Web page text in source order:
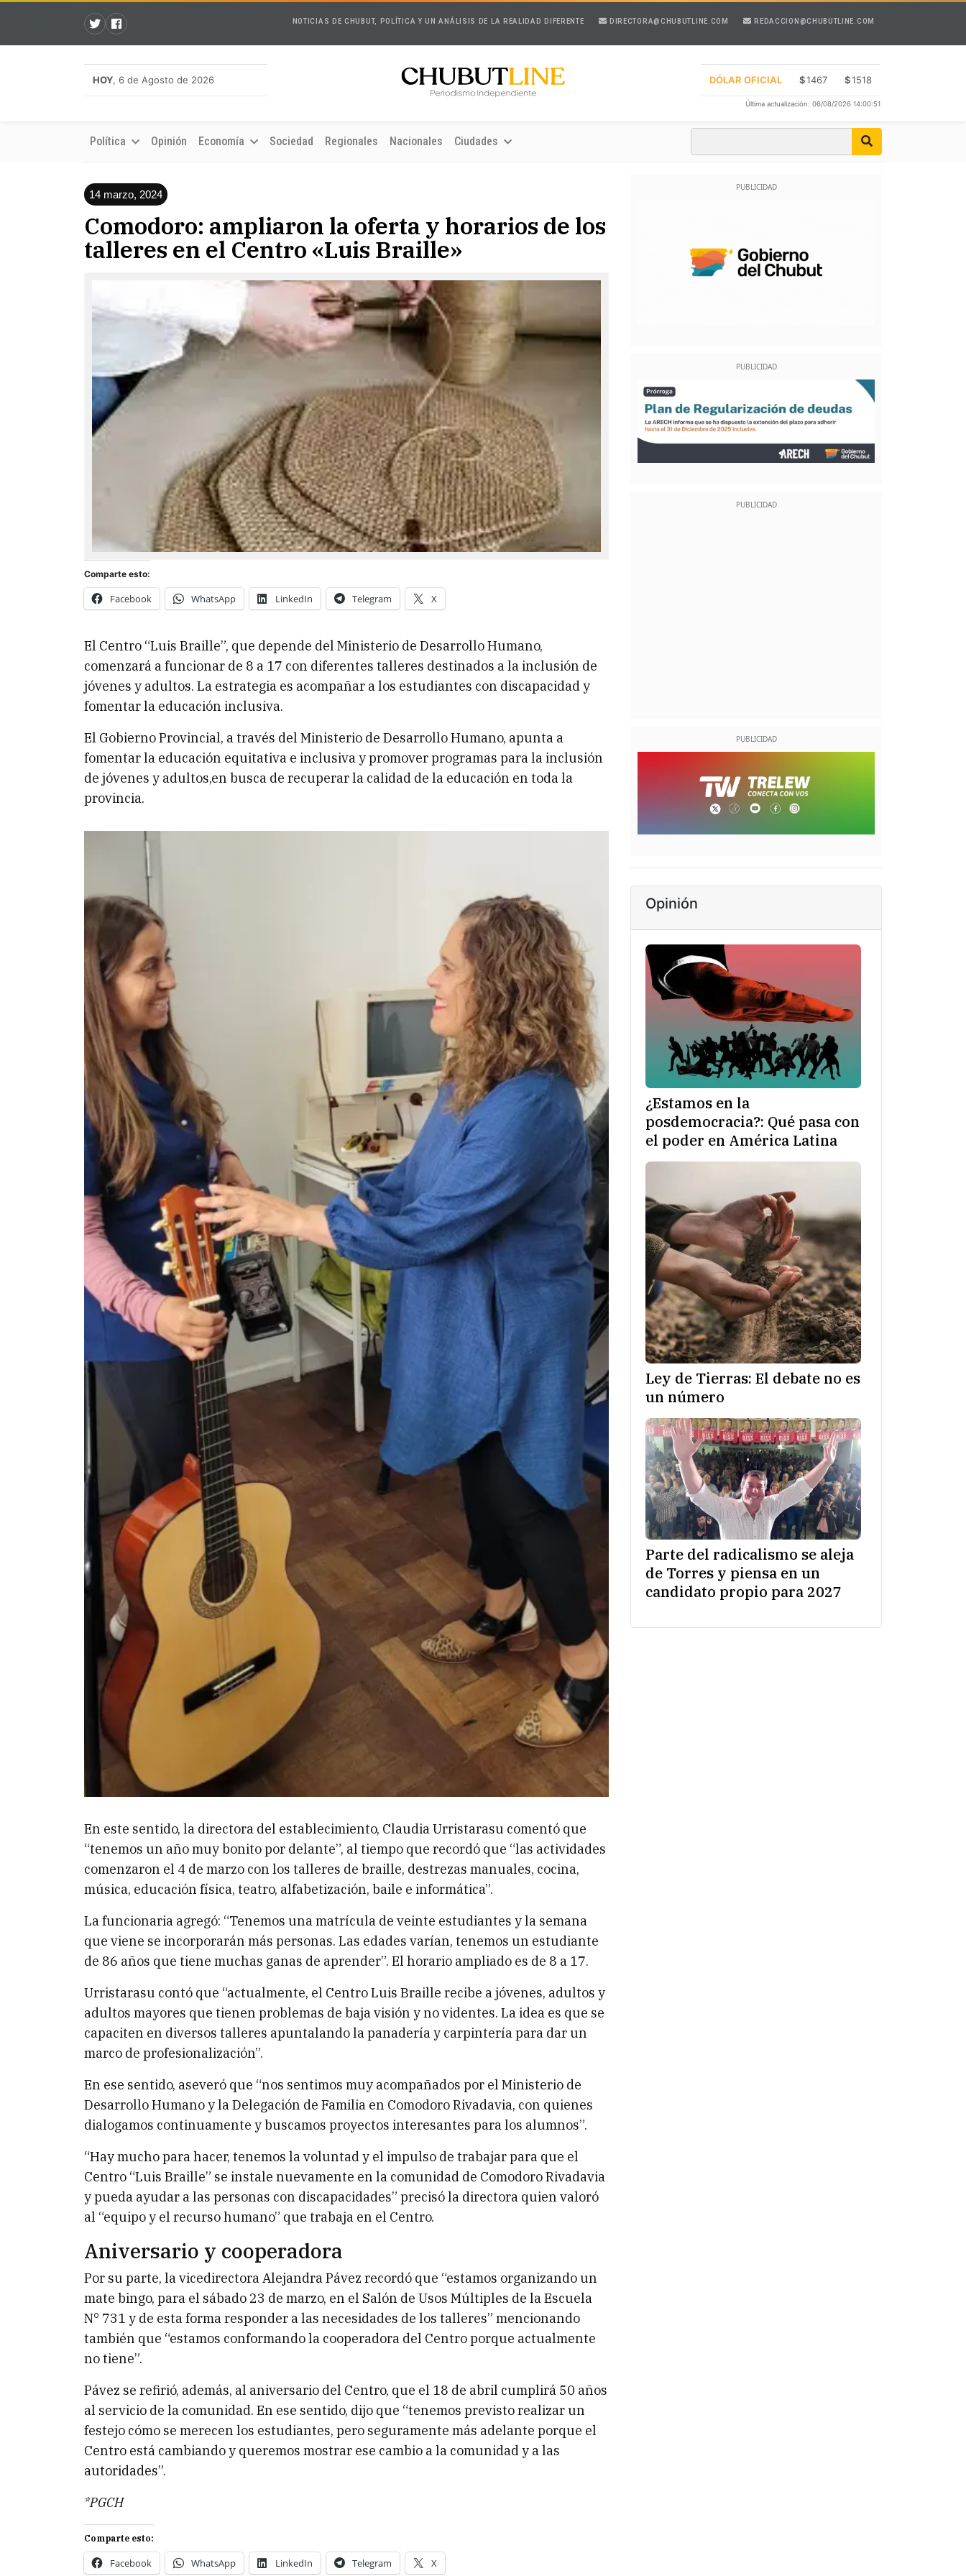
NOTICIAS DE CHUBUT, POLÍTICA Y UN ANÁLISIS DE LA REALIDAD DIFERENTE DIRECTORA@CHUBUTLINE.COM REDACCION@CHUBUTLINE.COM
HOY, 6 de Agosto de 2026 DÓLAR OFICIAL $1467 $1518
Última actualización: 06/08/2026 14:00:51
Política Opinión Economía Sociedad Regionales Nacionales Ciudades
14 marzo, 2024
Comodoro: ampliaron la oferta y horarios de los
talleres en el Centro «Luis Braille»
Comparte esto:
Facebook WhatsApp LinkedIn Telegram X
El Centro “Luis Braille”, que depende del Ministerio de Desarrollo Humano,
comenzará a funcionar de 8 a 17 con diferentes talleres destinados a la inclusión de
jóvenes y adultos. La estrategia es acompañar a los estudiantes con discapacidad y
fomentar la educación inclusiva.
El Gobierno Provincial, a través del Ministerio de Desarrollo Humano, apunta a
fomentar la educación equitativa e inclusiva y promover programas para la inclusión
de jóvenes y adultos,en busca de recuperar la calidad de la educación en toda la
provincia.
En este sentido, la directora del establecimiento, Claudia Urristarasu comentó que
“tenemos un año muy bonito por delante”, al tiempo que recordó que “las actividades
comenzaron el 4 de marzo con los talleres de braille, destrezas manuales, cocina,
música, educación física, teatro, alfabetización, baile e informática”.
La funcionaria agregó: “Tenemos una matrícula de veinte estudiantes y la semana
que viene se incorporarán más personas. Las edades varían, tenemos un estudiante
de 86 años que tiene muchas ganas de aprender”. El horario ampliado es de 8 a 17.
Urristarasu contó que “actualmente, el Centro Luis Braille recibe a jóvenes, adultos y
adultos mayores que tienen problemas de baja visión y no videntes. La idea es que se
capaciten en diversos talleres apuntalando la panadería y carpintería para dar un
marco de profesionalización”.
En ese sentido, aseveró que “nos sentimos muy acompañados por el Ministerio de
Desarrollo Humano y la Delegación de Familia en Comodoro Rivadavia, con quienes
dialogamos continuamente y buscamos proyectos interesantes para los alumnos”.
“Hay mucho para hacer, tenemos la voluntad y el impulso de trabajar para que el
Centro “Luis Braille” se instale nuevamente en la comunidad de Comodoro Rivadavia
y pueda ayudar a las personas con discapacidades” precisó la directora quien valoró
al “equipo y el recurso humano” que trabaja en el Centro.
Aniversario y cooperadora
Por su parte, la vicedirectora Alejandra Pávez recordó que “estamos organizando un
mate bingo, para el sábado 23 de marzo, en el Salón de Usos Múltiples de la Escuela
N° 731 y de esta forma responder a las necesidades de los talleres” mencionando
también que “estamos conformando la cooperadora del Centro porque actualmente
no tiene”.
Pávez se refirió, además, al aniversario del Centro, que el 18 de abril cumplirá 50 años
al servicio de la comunidad. En ese sentido, dijo que “tenemos previsto realizar un
festejo cómo se merecen los estudiantes, pero seguramente más adelante porque el
Centro está cambiando y queremos mostrar ese cambio a la comunidad y a las
autoridades”.
*PGCH
Comparte esto:
Facebook WhatsApp LinkedIn Telegram X
Opinión
¿Estamos en la
posdemocracia?: Qué pasa con
el poder en América Latina
Ley de Tierras: El debate no es
un número
Parte del radicalismo se aleja
de Torres y piensa en un
candidato propio para 2027